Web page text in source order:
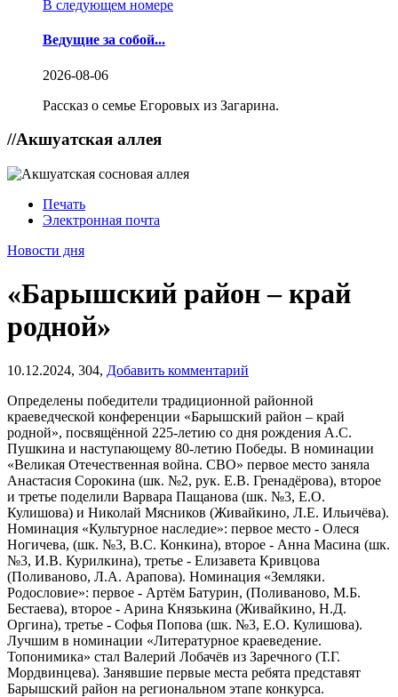
В следующем номере
Ведущие за собой...
2026-08-06
Рассказ о семье Егоровых из Загарина.
//Акшуатская аллея
Печать
Электронная почта
Новости дня
«Барышский район – край
родной»
10.12.2024, 304, Добавить комментарий
Определены победители традиционной районной
краеведческой конференции «Барышский район – край
родной», посвящённой 225-летию со дня рождения А.С.
Пушкина и наступающему 80-летию Победы. В номинации
«Великая Отечественная война. СВО» первое место заняла
Анастасия Сорокина (шк. №2, рук. Е.В. Гренадёрова), второе
и третье поделили Варвара Пащанова (шк. №3, Е.О.
Кулишова) и Николай Мясников (Живайкино, Л.Е. Ильичёва).
Номинация «Культурное наследие»: первое место - Олеся
Ногичева, (шк. №3, В.С. Конкина), второе - Анна Масина (шк.
№3, И.В. Курилкина), третье - Елизавета Кривцова
(Поливаново, Л.А. Арапова). Номинация «Земляки.
Родословие»: первое - Артём Батурин, (Поливаново, М.Б.
Бестаева), второе - Арина Князькина (Живайкино, Н.Д.
Оргина), третье - Софья Попова (шк. №3, Е.О. Кулишова).
Лучшим в номинации «Литературное краеведение.
Топонимика» стал Валерий Лобачёв из Заречного (Т.Г.
Мордвинцева). Занявшие первые места ребята представят
Барышский район на региональном этапе конкурса.